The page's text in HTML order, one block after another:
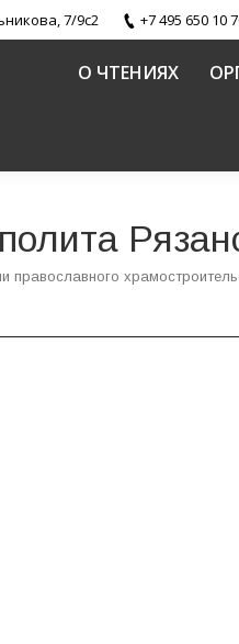
7/9с2 +7 495 650 10
О ЧТЕНИЯХ
православного